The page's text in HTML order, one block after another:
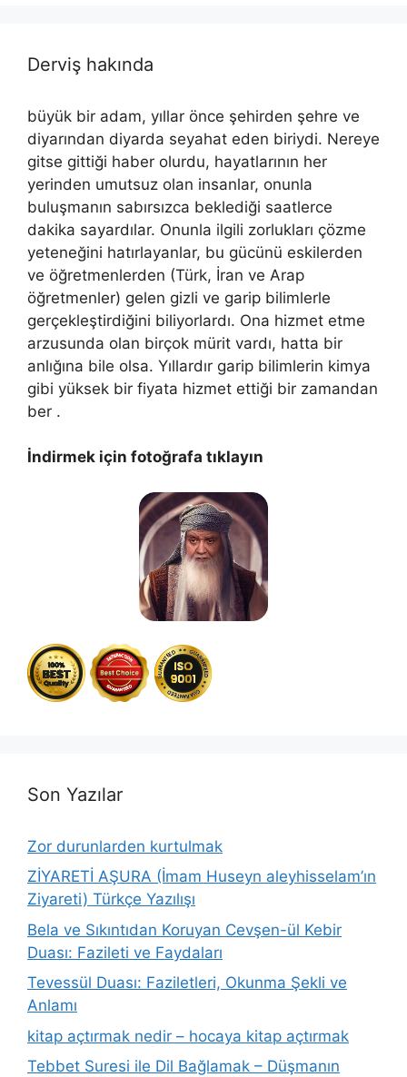
Derviş hakında
büyük bir adam, yıllar önce şehirden şehre ve
diyarından diyarda seyahat eden biriydi. Nereye
gitse gittiği haber olurdu, hayatlarının her
yerinden umutsuz olan insanlar, onunla
buluşmanın sabırsızca beklediği saatlerce
dakika sayardılar. Onunla ilgili zorlukları çözme
yeteneğini hatırlayanlar, bu gücünü eskilerden
ve öğretmenlerden (Türk, İran ve Arap
öğretmenler) gelen gizli ve garip bilimlerle
gerçekleştirdiğini biliyorlardı. Ona hizmet etme
arzusunda olan birçok mürit vardı, hatta bir
anlığına bile olsa. Yıllardır garip bilimlerin kimya
gibi yüksek bir fiyata hizmet ettiği bir zamandan
ber .
İndirmek için fotoğrafa tıklayın
Son Yazılar
Zor durunlarden kurtulmak
ZİYARETİ AŞURA (İmam Huseyn aleyhisselam’ın
Ziyareti) Türkçe Yazılışı
Bela ve Sıkıntıdan Koruyan Cevşen-ül Kebir
Duası: Fazileti ve Faydaları
Tevessül Duası: Faziletleri, Okunma Şekli ve
Anlamı
kitap açtırmak nedir – hocaya kitap açtırmak
Tebbet Suresi ile Dil Bağlamak – Düşmanın